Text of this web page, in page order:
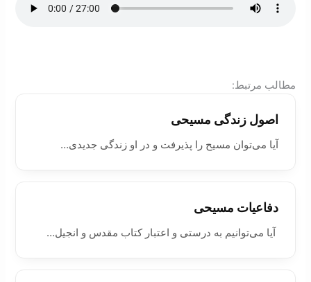
:مطالب مرتبط
اصول زندگی مسيحی
آيا می‌توان مسيح را پذيرفت و در او زندگی جديدی…
دفاعيات مسيحی
آيا می‌توانيم به درستی و اعتبار کتاب ‌مقدس و انجيل…